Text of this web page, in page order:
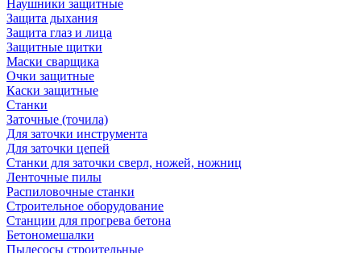
Наушники защитные
Защита дыхания
Защита глаз и лица
Защитные щитки
Маски сварщика
Очки защитные
Каски защитные
Станки
Заточные (точила)
Для заточки инструмента
Для заточки цепей
Станки для заточки сверл, ножей, ножниц
Ленточные пилы
Распиловочные станки
Строительное оборудование
Станции для прогрева бетона
Бетономешалки
Пылесосы строительные